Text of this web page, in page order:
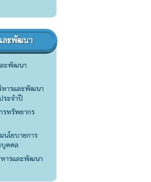
ละพัฒนา
ะพัฒนา
หารและพัฒนา
ระจำปี
รทรัพยากร
นโยบายการ
บุคคล
ารและพัฒนา